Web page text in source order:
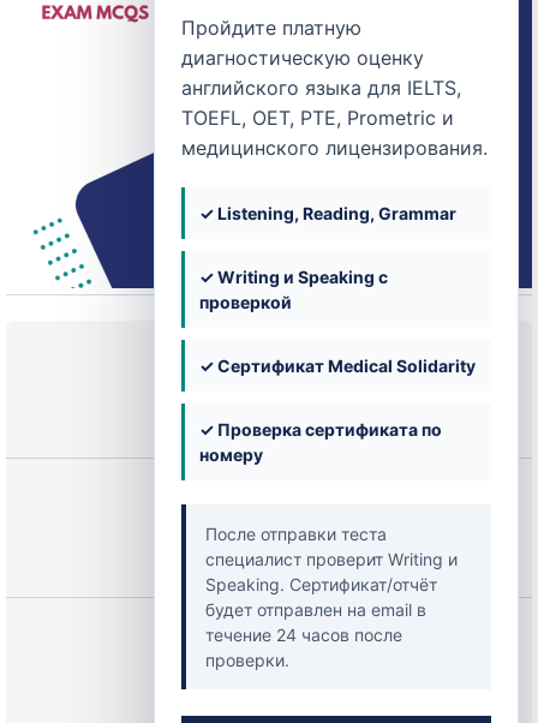
Пройдите платную
диагностическую оценку
английского языка для IELTS,
TOEFL, OET, PTE, Prometric и
медицинского лицензирования.
✓ Listening, Reading, Grammar
✓ Writing и Speaking с
проверкой
✓ Сертификат Medical Solidarity
✓ Проверка сертификата по
номеру
После отправки теста
специалист проверит Writing и
Speaking. Сертификат/отчёт
будет отправлен на email в
течение 24 часов после
проверки.
250,00 $
Начать